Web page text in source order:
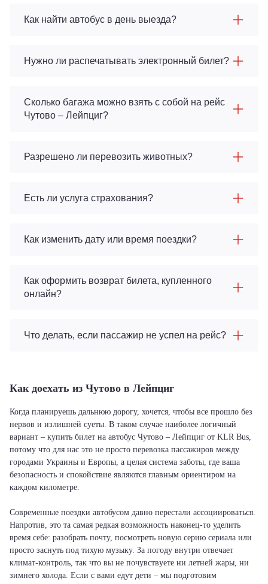
Как найти автобус в день выезда?
Нужно ли распечатывать электронный билет?
Сколько багажа можно взять с собой на рейс
Чутово – Лейпциг?
Разрешено ли перевозить животных?
Есть ли услуга страхования?
Как изменить дату или время поездки?
Как оформить возврат билета, купленного
онлайн?
Что делать, если пассажир не успел на рейс?
Как доехать из Чутово в Лейпциг
Когда планируешь дальнюю дорогу, хочется, чтобы все прошло без
нервов и излишней суеты. В таком случае наиболее логичный
вариант – купить билет на автобус Чутово – Лейпциг от KLR Bus,
потому что для нас это не просто перевозка пассажиров между
городами Украины и Европы, а целая система заботы, где ваша
безопасность и спокойствие являются главным ориентиром на
каждом километре.
Современные поездки автобусом давно перестали ассоциироваться.
Напротив, это та самая редкая возможность наконец-то уделить
время себе: разобрать почту, посмотреть новую серию сериала или
просто заснуть под тихую музыку. За погоду внутри отвечает
климат-контроль, так что вы не почувствуете ни летней жары, ни
зимнего холода. Если с вами едут дети – мы подготовим